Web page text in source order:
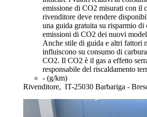
emissione di CO2 misurati con il
rivenditore deve rendere
una guida gratuita su risparmio di
emissioni di CO2 dei nuovi
Anche stile di guida e altri fattori
influiscono su consumo di
CO2. Il CO2 è il gas a effetto
responsabile del riscaldamento
- (g/km)
Rivenditore, IT-25030 Barbariga -